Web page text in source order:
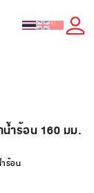
ำร้อน 160 มม.
ร้อน